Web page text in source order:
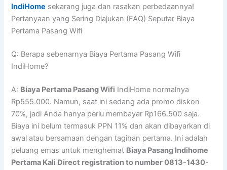
IndiHome sekarang juga dan rasakan perbedaannya!
Pertanyaan yang Sering Diajukan (FAQ) Seputar Biaya
Pertama Pasang Wifi
Q: Berapa sebenarnya Biaya Pertama Pasang Wifi
IndiHome?
A: Biaya Pertama Pasang Wifi IndiHome normalnya
Rp555.000. Namun, saat ini sedang ada promo diskon
70%, jadi Anda hanya perlu membayar Rp166.500 saja.
Biaya ini belum termasuk PPN 11% dan akan dibayarkan di
awal atau bersamaan dengan tagihan pertama. Ini adalah
peluang emas untuk menghemat Biaya Pasang Indihome
Pertama Kali Direct registration to number 0813-1430-